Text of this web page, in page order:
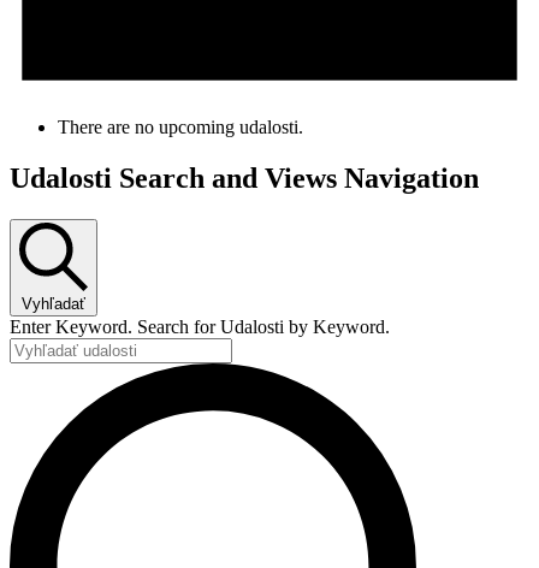
There are no upcoming udalosti.
Udalosti Search and Views Navigation
Vyhľadať
Enter Keyword. Search for Udalosti by Keyword.